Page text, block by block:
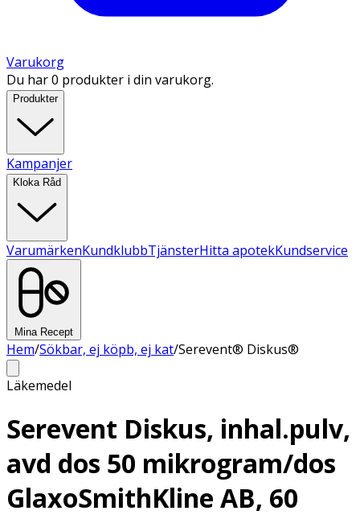
Varukorg
Du har 0 produkter i din varukorg.
Produkter
Kampanjer
Kloka Råd
VarumärkenKundklubbTjänsterHitta apotekKundservice
Mina Recept
Hem/Sökbar, ej köpb, ej kat/Serevent® Diskus®
Läkemedel
Serevent Diskus, inhal.pulv,
avd dos 50 mikrogram/dos
GlaxoSmithKline AB, 60